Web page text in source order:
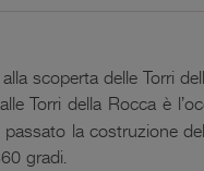
scoperta delle Torri
Torri della Rocca è
la costruzione
gradi.